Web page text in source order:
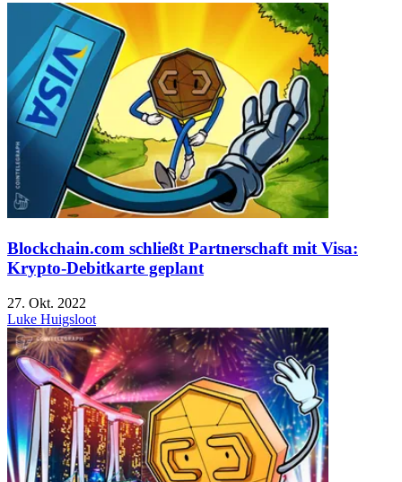
Blockchain.com schließt Partnerschaft mit Visa:
Krypto-Debitkarte geplant
27. Okt. 2022
Luke Huigsloot